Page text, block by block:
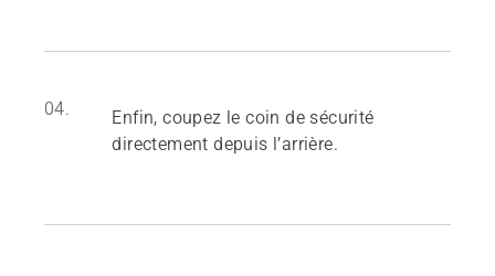
04.
Enfin, coupez le coin de sécurité
directement depuis l’arrière.